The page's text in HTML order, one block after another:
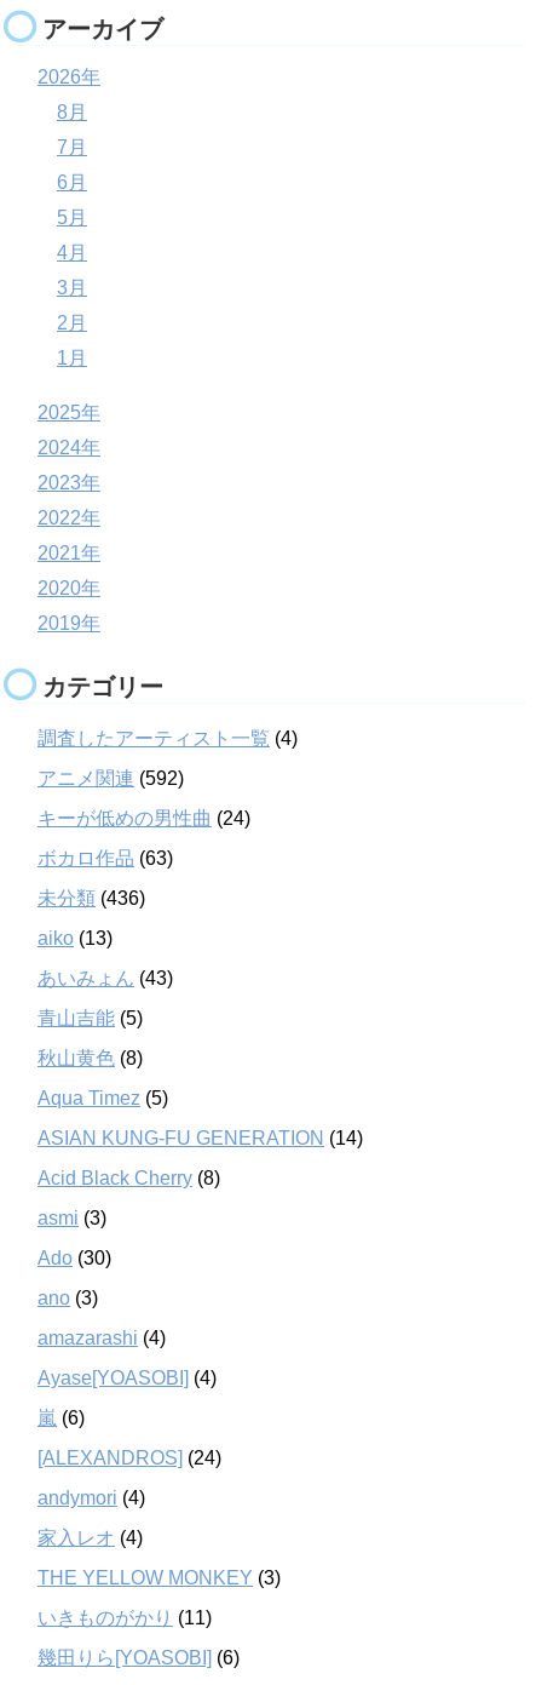
アーカイブ
2026年
8月
7月
6月
5月
4月
3月
2月
1月
2025年
2024年
2023年
2022年
2021年
2020年
2019年
カテゴリー
調査したアーティスト一覧 (4)
アニメ関連 (592)
キーが低めの男性曲 (24)
ボカロ作品 (63)
未分類 (436)
aiko (13)
あいみょん (43)
青山吉能 (5)
秋山黄色 (8)
Aqua Timez (5)
ASIAN KUNG-FU GENERATION (14)
Acid Black Cherry (8)
asmi (3)
Ado (30)
ano (3)
amazarashi (4)
Ayase[YOASOBI] (4)
嵐 (6)
[ALEXANDROS] (24)
andymori (4)
家入レオ (4)
THE YELLOW MONKEY (3)
いきものがかり (11)
幾田りら[YOASOBI] (6)